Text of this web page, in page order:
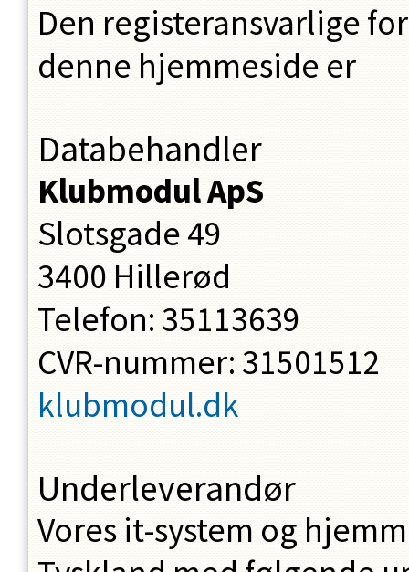
Den registeransvarlige
denne hjemmeside er
Databehandler
Klubmodul ApS
Slotsgade 49
3400 Hillerød
Telefon: 35113639
CVR-nummer: 31501512
klubmodul.dk
Underleverandør
Vores it-system og